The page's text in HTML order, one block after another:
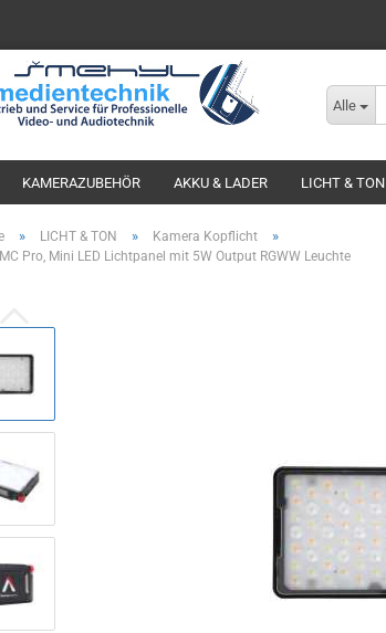
Alle
KAMERAZUBEHÖR AKKU & LADER LICHT & TON
» LICHT & TON » Kamera Kopflicht »
Pro, Mini LED Lichtpanel mit 5W Output RGWW Leuchte